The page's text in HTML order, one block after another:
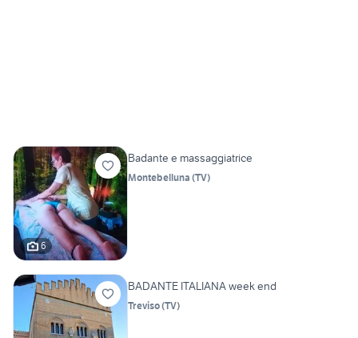
6
Badante e massaggiatrice
Montebelluna (TV)
BADANTE ITALIANA week end
Treviso(TV)